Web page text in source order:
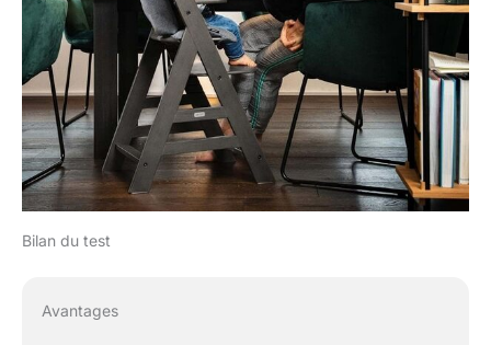
Bilan du test
Avantages